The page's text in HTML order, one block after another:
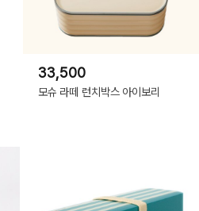
33,500
모슈 라떼 런치박스 아이보리